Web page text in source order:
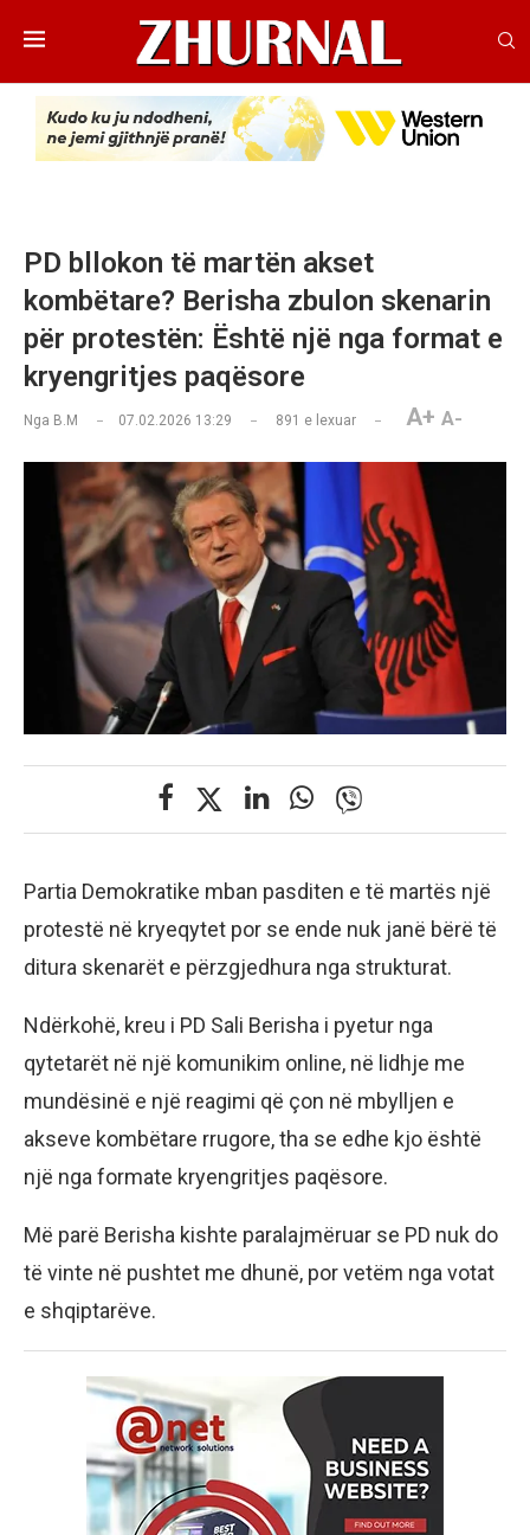
PD bllokon të martën akset
kombëtare? Berisha zbulon skenarin
për protestën: Është një nga format e
kryengritjes paqësore
Nga B.M 07.02.2026 13:29 891 e lexuar A+ A-
Partia Demokratike mban pasditen e të martës një
protestë në kryeqytet por se ende nuk janë bërë të
ditura skenarët e përzgjedhura nga strukturat.
Ndërkohë, kreu i PD Sali Berisha i pyetur nga
qytetarët në një komunikim online, në lidhje me
mundësinë e një reagimi që çon në mbylljen e
akseve kombëtare rrugore, tha se edhe kjo është
një nga formate kryengritjes paqësore.
Më parë Berisha kishte paralajmëruar se PD nuk do
të vinte në pushtet me dhunë, por vetëm nga votat
e shqiptarëve.